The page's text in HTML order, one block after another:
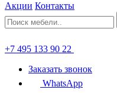
Акции Контакты
+7 495 133 90 22
Заказать звонок
WhatsApp